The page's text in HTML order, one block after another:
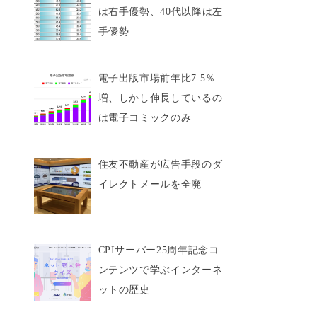
は右手優勢、40代以降は左
手優勢
電子出版市場前年比7.5％
増、しかし伸長しているの
は電子コミックのみ
住友不動産が広告手段のダ
イレクトメールを全廃
CPIサーバー25周年記念コ
ンテンツで学ぶインターネ
ットの歴史